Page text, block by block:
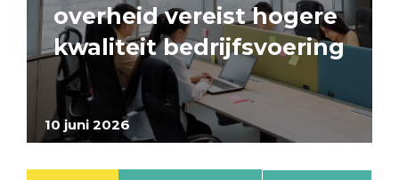
10 juni 2026
overheid vereist hogere
kwaliteit bedrijfsvoering